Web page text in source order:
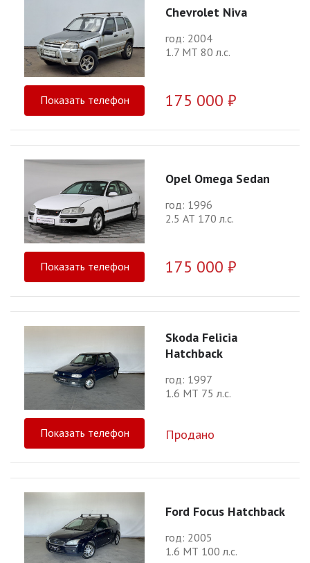
Chevrolet Niva
год: 2004
1.7 МТ 80 л.с.
Показать телефон 175 000 ₽
Opel Omega Sedan
год: 1996
2.5 АТ 170 л.с.
Показать телефон 175 000 ₽
Skoda Felicia
Hatchback
год: 1997
1.6 МТ 75 л.с.
Показать телефон Продано
Ford Focus Hatchback
год: 2005
1.6 МТ 100 л.с.